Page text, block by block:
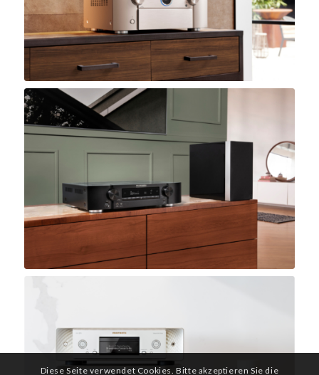
Diese Seite verwendet Cookies. Bitte akzeptieren Sie die